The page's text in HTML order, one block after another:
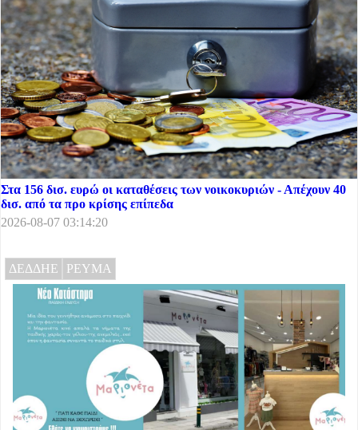
Στα 156 δισ. ευρώ οι καταθέσεις των νοικοκυριών - Απέχουν 40
δισ. από τα προ κρίσης επίπεδα
2026-08-07 03:14:20
ΔΕΔΔΗΕ ΡΕΥΜΑ